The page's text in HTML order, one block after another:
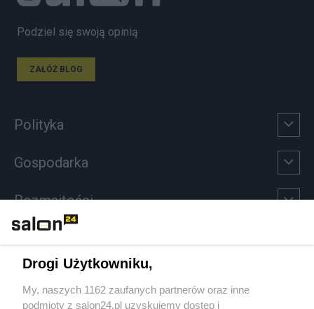
Podziel się swoją opinią
ZAŁÓŻ BLOG
Polityka
Gospodarka
Rozmaitości
Sport
Drogi Użytkowniku,
My, naszych 1162 zaufanych partnerów oraz inne
podmioty z salon24.pl uzyskujemy dostęp i